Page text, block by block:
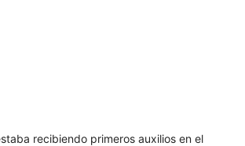
recibiendo primeros auxilios en el